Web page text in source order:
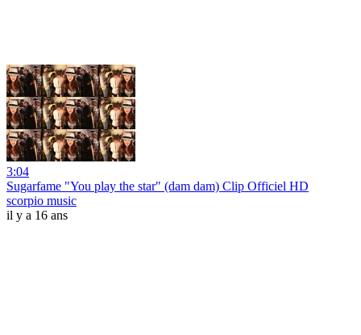
3:04
Sugarfame "You play the star" (dam dam) Clip Officiel HD
scorpio music
il y a 16 ans